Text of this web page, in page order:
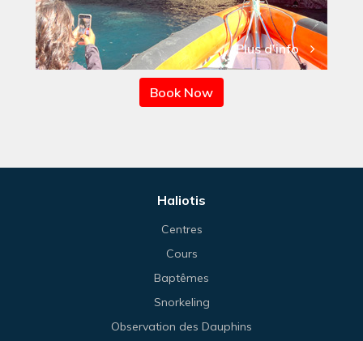
Plus d'info
Book Now
Haliotis
Centres
Cours
Baptêmes
Snorkeling
Observation des Dauphins